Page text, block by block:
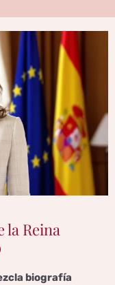
la Reina
biografía